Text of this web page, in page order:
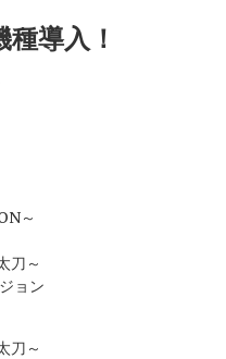
導入！
～
刀～
ョン
刀～